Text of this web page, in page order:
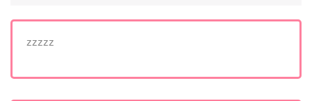
zzzzz